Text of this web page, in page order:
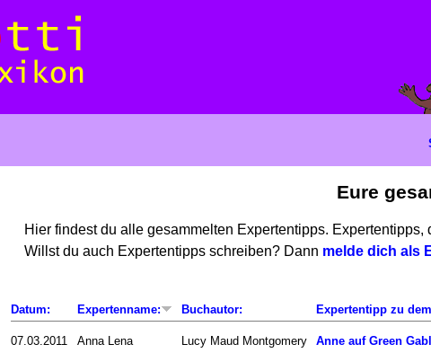
Eure
Hier findest du alle gesammelten Expertentipps.
Willst du auch Expertentipps schreiben? Dann melde dich als
Datum: Expertenname: Buchautor: Expertentipp zu
07.03.2011 Anna Lena Lucy Maud Montgomery Anne auf Green